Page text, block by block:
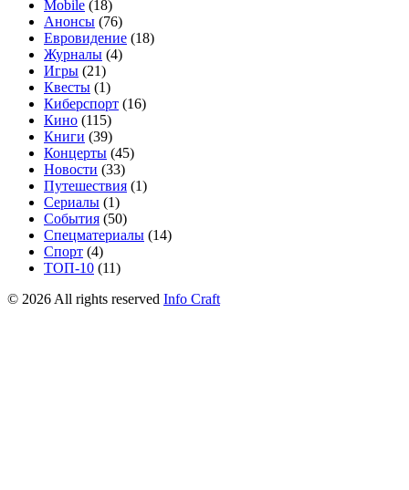
Mobile (18)
Анонсы (76)
Евровидение (18)
Журналы (4)
Игры (21)
Квесты (1)
Киберспорт (16)
Кино (115)
Книги (39)
Концерты (45)
Новости (33)
Путешествия (1)
Сериалы (1)
События (50)
Спецматериалы (14)
Спорт (4)
ТОП-10 (11)
© 2026 All rights reserved Info Craft